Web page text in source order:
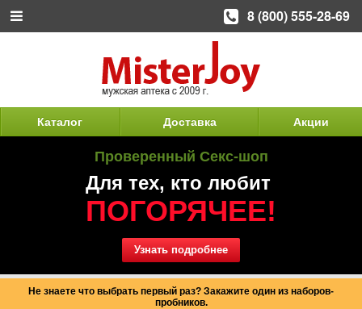
Каталог Доставка Акции
Проверенный Секс-шоп
Для тех, кто любит
ПОГОРЯЧЕЕ!
Узнать подробнее
Не знаете что выбрать первый раз? Закажите один из наборов-
пробников.
8 (800) 555-28-69